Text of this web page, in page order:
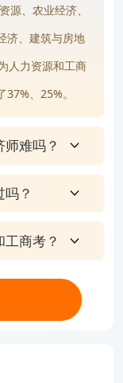
政热点，掌握
避免因操作失
，确保报名与
和考试安
过考试的关
，顺利取得理
间如何安排？
更多中级经济师
源、农业经济、
济、建筑与房地
人力资源和工商
、25%。
难吗？
？
商考？